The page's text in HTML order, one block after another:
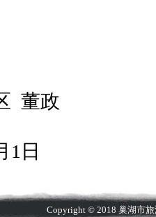
董政
1日
Copyright © 2018 巢湖市